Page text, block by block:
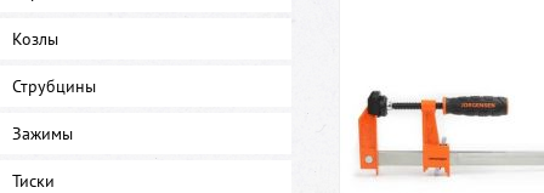
Козлы
Струбцины
Зажимы
Тиски